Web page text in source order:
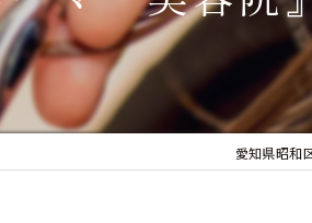
愛知県昭和